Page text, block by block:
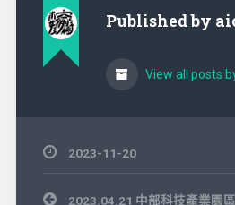
Published by
View all posts
2023-11-20
文
2023.04.21 中部科技產業園